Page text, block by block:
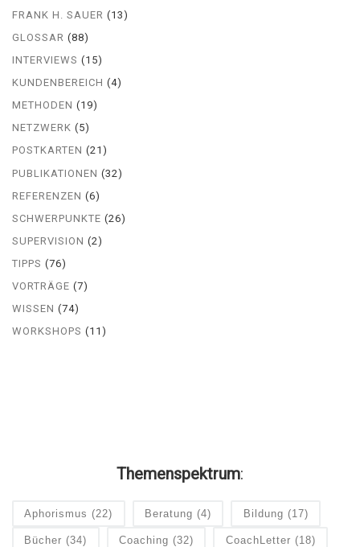
FRANK H. SAUER (13)
GLOSSAR (88)
INTERVIEWS (15)
KUNDENBEREICH (4)
METHODEN (19)
NETZWERK (5)
POSTKARTEN (21)
PUBLIKATIONEN (32)
REFERENZEN (6)
SCHWERPUNKTE (26)
SUPERVISION (2)
TIPPS (76)
VORTRÄGE (7)
WISSEN (74)
WORKSHOPS (11)
Themenspektrum:
Aphorismus (22) Beratung (4) Bildung (17)
Bücher (34) Coaching (32) CoachLetter (18)